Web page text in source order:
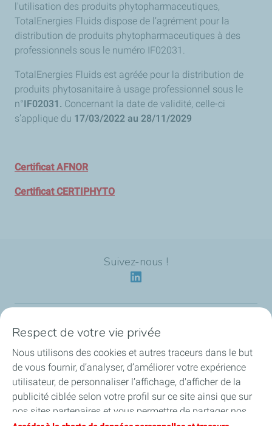
l'utilisation des produits phytopharmaceutiques,
TotalEnergies Fluids dispose de l’agrément pour la
distribution de produits phytopharmaceutiques à des
professionnels sous le numéro IF02031.
TotalEnergies Fluids est agréée pour la distribution de
produits phytosanitaire à usage professionnel sous le
n°IF02031. Concernant la date de validité, celle-ci
s’applique du 17/03/2022 au 28/11/2029
Certificat AFNOR
Certificat CERTIPHYTO
Suivez-nous !
Notre identité
Nos applications
Nos offres écoresponsables
Nos engagements HSEQ
Respect de votre vie privée
Nous utilisons des cookies et autres traceurs dans le but
de vous fournir, d’analyser, d’améliorer votre expérience
utilisateur, de personnaliser l’affichage, d'afficher de la
publicité ciblée selon votre profil sur ce site ainsi que sur
nos sites partenaires et vous permettre de partager nos